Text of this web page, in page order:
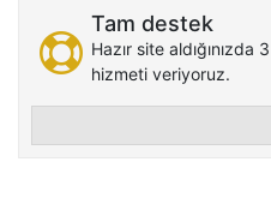
Tam destek
Hazır site
hizmeti veriyoruz.